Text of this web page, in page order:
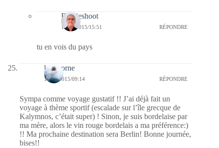
Bernieshoot
17/03/2015/15:51 RÉPONDRE
tu en vois du pays
la lykorne
16/03/2015/09:14 RÉPONDRE
Sympa comme voyage gustatif !! J’ai déjà fait un
voyage à thème sportif (escalade sur l’île grecque de
Kalymnos, c’était super) ! Sinon, je suis bordelaise par
ma mère, alors le vin rouge bordelais a ma préférence:)
!! Ma prochaine destination sera Berlin! Bonne journée,
bises!!